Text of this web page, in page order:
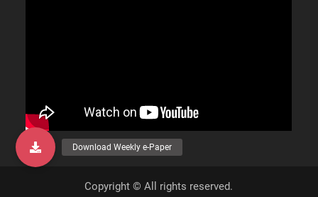
Copyright © All rights reserved.